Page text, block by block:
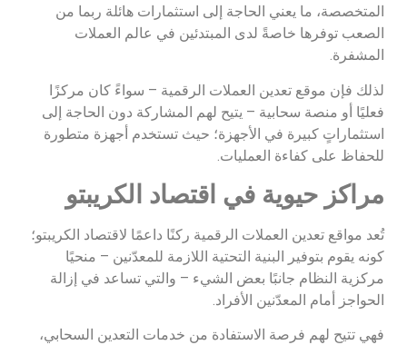
المتخصصة، ما يعني الحاجة إلى استثمارات هائلة ربما من
الصعب توفرها خاصةً لدى المبتدئين في عالم العملات
المشفرة.
لذلك فإن موقع تعدين العملات الرقمية – سواءً كان مركزًا
فعليًا أو منصة سحابية – يتيح لهم المشاركة دون الحاجة إلى
استثماراتٍ كبيرة في الأجهزة؛ حيث تستخدم أجهزة متطورة
للحفاظ على كفاءة العمليات.
مراكز حيوية في اقتصاد الكريبتو
تُعد مواقع تعدين العملات الرقمية ركنًا داعمًا لاقتصاد الكريبتو؛
كونه يقوم بتوفير البنية التحتية اللازمة للمعدّنين – منحيًا
مركزية النظام جانبًا بعض الشيء – والتي تساعد في إزالة
الحواجز أمام المعدّنين الأفراد.
فهي تتيح لهم فرصة الاستفادة من خدمات التعدين السحابي،